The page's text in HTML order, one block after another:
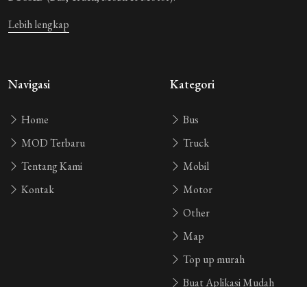
Lebih lengkap
Navigasi
Home
MOD Terbaru
Tentang Kami
Kontak
Kategori
Bus
Truck
Mobil
Motor
Other
Map
Top up murah
Buat Aplikasi Mudah